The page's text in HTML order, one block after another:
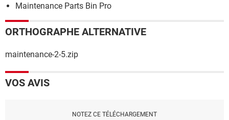
Maintenance Parts Bin Pro
ORTHOGRAPHE ALTERNATIVE
maintenance-2-5.zip
VOS AVIS
NOTEZ CE TÉLÉCHARGEMENT